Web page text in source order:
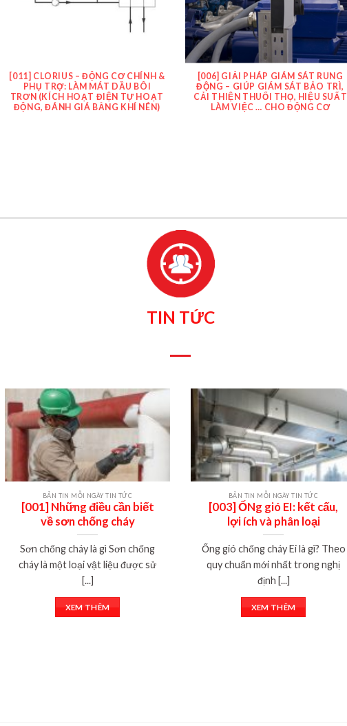
[011] CLORIUS – ĐỘNG CƠ CHÍNH &
PHỤ TRỢ: LÀM MÁT DẦU BÔI
TRƠN (KÍCH HOẠT ĐIỆN TỰ HOẠT
ĐỘNG, ĐÁNH GIÁ BẰNG KHÍ NÉN)
[006] GIẢI PHÁP GIÁM SÁT RUNG
ĐỘNG – GIÚP GIÁM SÁT BẢO TRÌ,
CẢI THIỆN THUỔI THỌ, HIỆU SUẤT
LÀM VIỆC … CHO ĐỘNG CƠ
TIN TỨC
BẢN TIN MỖI NGÀY TIN TỨC
[001] Những điều cần biết
về sơn chống cháy
Sơn chống cháy là gì Sơn chống
cháy là một loại vật liệu được sử
[...]
XEM THÊM
BẢN TIN MỖI NGÀY TIN TỨC
[003] ỐNg gió EI: kết cấu,
lợi ích và phân loại
Ống gió chống cháy Ei là gì? Theo
quy chuẩn mới nhất trong nghị
định [...]
XEM THÊM